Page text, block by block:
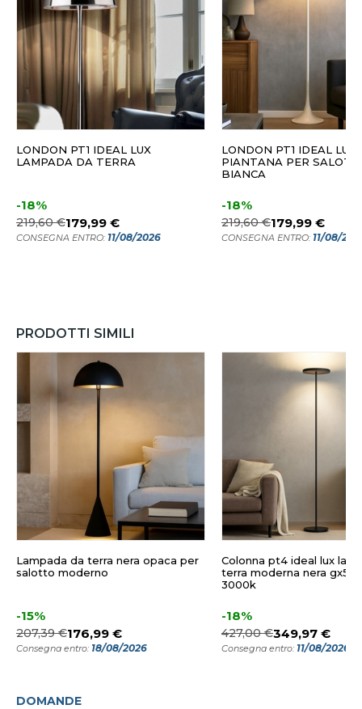
LONDON PT1 IDEAL LUX
LAMPADA DA TERRA
-18%
219,60 €179,99 €
CONSEGNA ENTRO: 11/08/2026
LONDON PT1 IDEAL LUX
PIANTANA PER
BIANCA
-18%
219,60 €179,99 €
CONSEGNA ENTRO: 11/08/
PRODOTTI SIMILI
Lampada da terra nera opaca per
salotto moderno
-15%
207,39 €176,99 €
Consegna entro: 18/08/2026
Colonna pt4 ideal lux
terra moderna nera gx53
3000k
-18%
427,00 €349,97 €
Consegna entro: 11/08/2026
DOMANDE